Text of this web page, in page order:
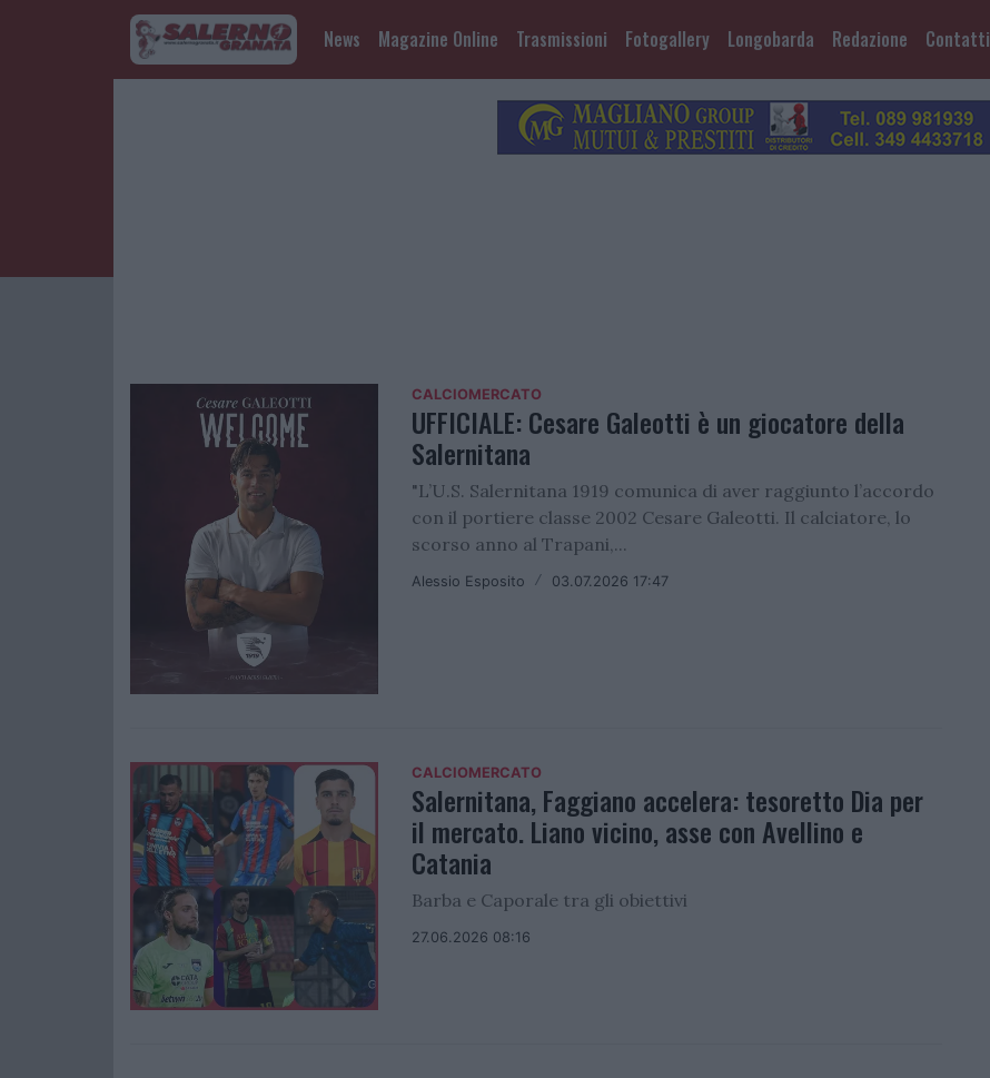
News Magazine Online Trasmissioni Fotogallery Longobarda Redazione Contatti
CALCIOMERCATO
UFFICIALE: Cesare Galeotti è un giocatore della
Salernitana
"L’U.S. Salernitana 1919 comunica di aver raggiunto l’accordo
con il portiere classe 2002 Cesare Galeotti. Il calciatore, lo
scorso anno al Trapani,...
Alessio Esposito / 03.07.2026 17:47
CALCIOMERCATO
Salernitana, Faggiano accelera: tesoretto Dia per
il mercato. Liano vicino, asse con Avellino e
Catania
Barba e Caporale tra gli obiettivi
27.06.2026 08:16